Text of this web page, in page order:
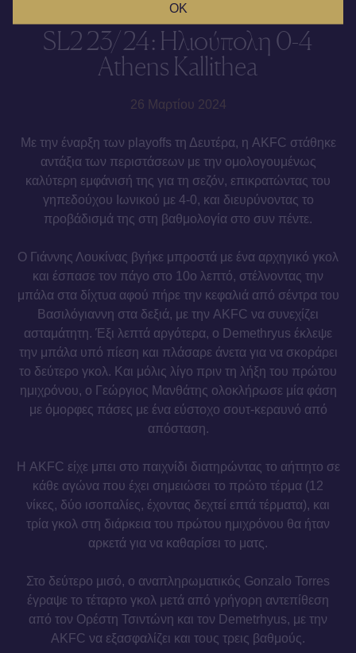
SL2 23/24: Ηλιούπολη 0-4
Athens Kallithea
26 Μαρτίου 2024
Με την έναρξη των playoffs τη Δευτέρα, η AKFC στάθηκε
αντάξια των περιστάσεων με την ομολογουμένως
καλύτερη εμφάνισή της για τη σεζόν, επικρατώντας του
γηπεδούχου Ιωνικού με 4-0, και διευρύνοντας το
προβάδισμά της στη βαθμολογία στο συν πέντε.
Ο Γιάννης Λουκίνας βγήκε μπροστά με ένα αρχηγικό γκολ
και έσπασε τον πάγο στο 10ο λεπτό, στέλνοντας την
μπάλα στα δίχτυα αφού πήρε την κεφαλιά από σέντρα του
Βασιλόγιαννη στα δεξιά, με την AKFC να συνεχίζει
ασταμάτητη. Έξι λεπτά αργότερα, ο Demethryus έκλεψε
την μπάλα υπό πίεση και πλάσαρε άνετα για να σκοράρει
το δεύτερο γκολ. Και μόλις λίγο πριν τη λήξη του πρώτου
ημιχρόνου, ο Γεώργιος Μανθάτης ολοκλήρωσε μία φάση
με όμορφες πάσες με ένα εύστοχο σουτ-κεραυνό από
απόσταση.
Η AKFC είχε μπει στο παιχνίδι διατηρώντας το αήττητο σε
κάθε αγώνα που έχει σημειώσει το πρώτο τέρμα (12
νίκες, δύο ισοπαλίες, έχοντας δεχτεί επτά τέρματα), και
τρία γκολ στη διάρκεια του πρώτου ημιχρόνου θα ήταν
αρκετά για να καθαρίσει το ματς.
Στο δεύτερο μισό, ο αναπληρωματικός Gonzalo Torres
έγραψε το τέταρτο γκολ μετά από γρήγορη αντεπίθεση
από τον Ορέστη Τσιντώνη και τον Demetrhyus, με την
AKFC να εξασφαλίζει και τους τρεις βαθμούς.
OK